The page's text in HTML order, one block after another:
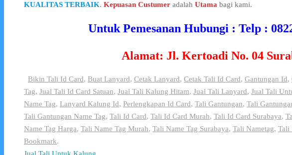
KUALITAS TERBAIK. Kepuasan Custumer adalah Utama bagi kami.
Untuk Pemesanan Hubungi : Telp :
Alamat: Jl. Kertoadi No. 04
Bikin Tali Id Card, Buat Lanyard, Cetak Lanyard, Cetak Tali Id Card, Gantungan Id,
Tag, Jual Tali Id Card Satuan, Jual Tali Kalung Hitam, Jual Tali Lanyard, Jual Tali
Name Tag, Lanyard Kalung Id, Perlengkapan Id Card, Tali Gantungan, Tali
Tali Gantungan Name Tag, Tali Id Card, Tali Id Card Murah, Tali Id Card Surabaya,
Name Tag Harga, Tali Name Tag Murah, Tali Name Tag Surabaya, Tali Nametag, Tali
Bookmark.